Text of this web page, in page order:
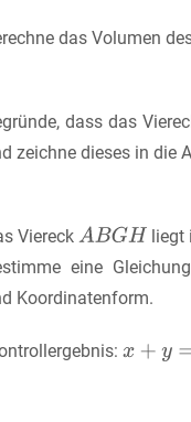
das Volumen
dass das
zeichne dieses in die
Viereck
liegt
eine
Koordinatenform.